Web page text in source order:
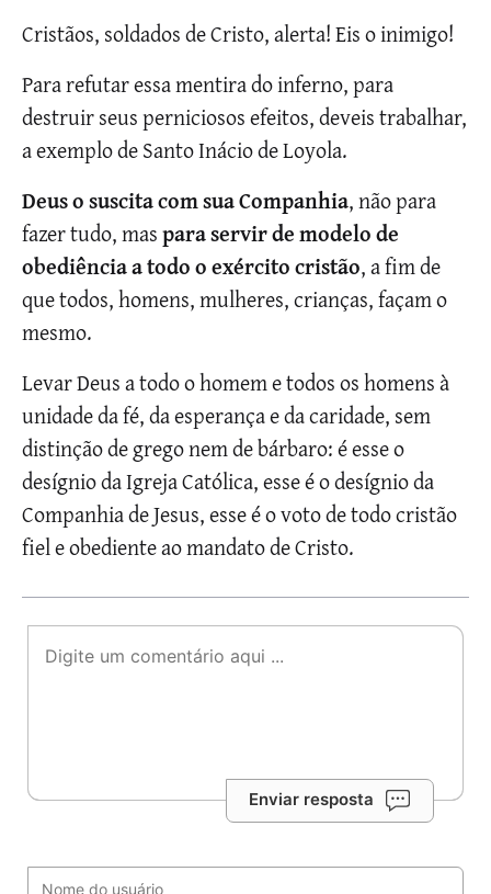
Cristãos, soldados de Cristo, alerta! Eis o inimigo!
Para refutar essa mentira do inferno, para
destruir seus perniciosos efeitos, deveis trabalhar,
a exemplo de Santo Inácio de Loyola.
Deus o suscita com sua Companhia, não para
fazer tudo, maspara servir de modelo de
obediência a todo o exército cristão, a fim de
que todos, homens, mulheres, crianças, façam o
mesmo.
Levar Deus a todo o homem e todos os homens à
unidade da fé, da esperança e da caridade, sem
distinção de grego nem de bárbaro: é esse o
desígnio da Igreja Católica, esse é o desígnio da
Companhia de Jesus, esse é o voto de todo cristão
fiel e obediente ao mandato de Cristo.
Enviar resposta